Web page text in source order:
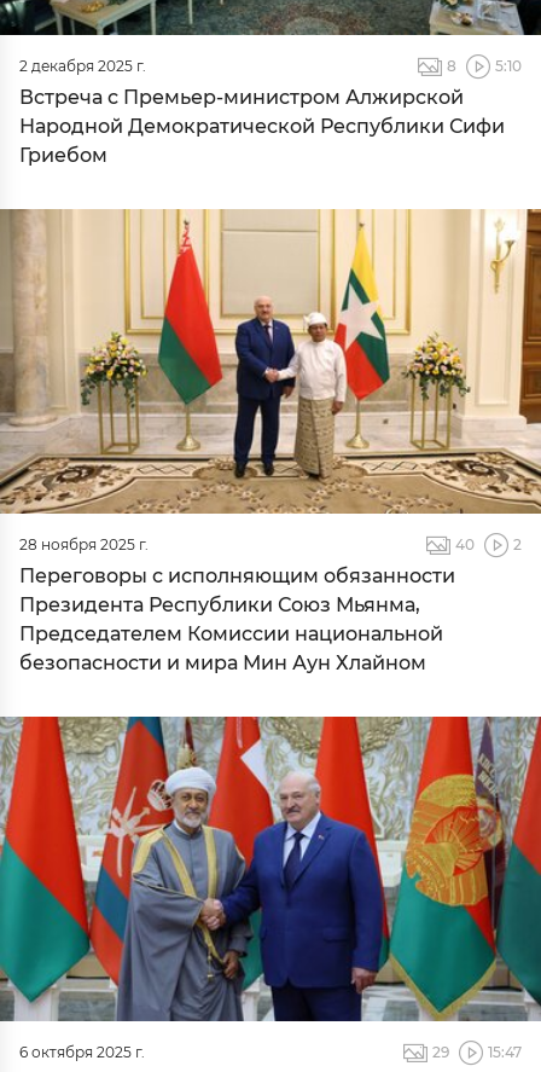
2 декабря 2025 г. 8 5:10
Встреча с Премьер-министром Алжирской
Народной Демократической Республики Сифи
Гриебом
28 ноября 2025 г. 40 2
Переговоры с исполняющим обязанности
Президента Республики Союз Мьянма,
Председателем Комиссии национальной
безопасности и мира Мин Аун Хлайном
6 октября 2025 г. 29 15:47